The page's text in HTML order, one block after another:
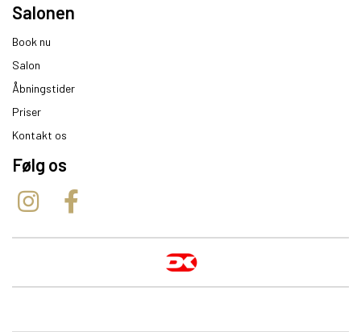
Salonen
Book nu
Salon
Åbningstider
Priser
Kontakt os
Følg os